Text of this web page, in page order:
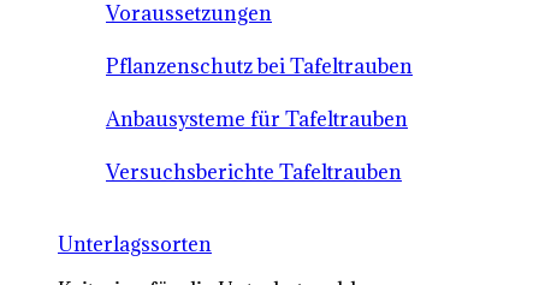
Voraussetzungen
Pflanzenschutz bei Tafeltrauben
Anbausysteme für Tafeltrauben
Versuchsberichte Tafeltrauben
Unterlagssorten